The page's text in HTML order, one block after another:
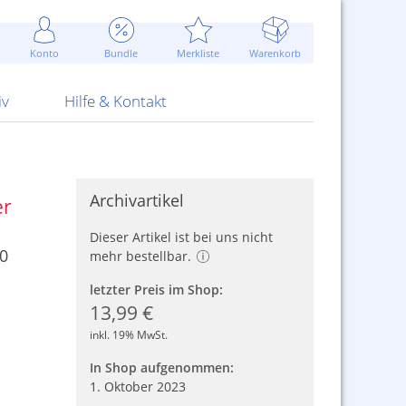
Konto Bundle Merkliste Warenkorb
Attrappen Blitzschnell...
Sommerpreise u.v.m.
ARS Pirotecnia
Hilfe & Kontakt
Kontaktformular
AGB
Archivartikel
Dieser Artikel ist bei uns nicht
mehr bestellbar.
letzter Preis im Shop:
13,99 €
inkl. 19% MwSt.
In Shop aufgenommen:
1. Oktober 2023